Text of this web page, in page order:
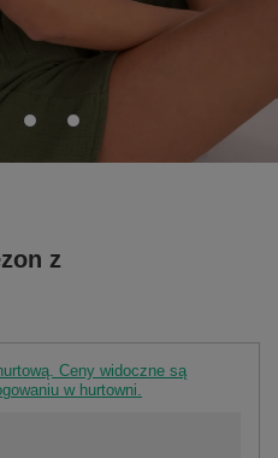
z
Ceny widoczne są
w hurtowni.